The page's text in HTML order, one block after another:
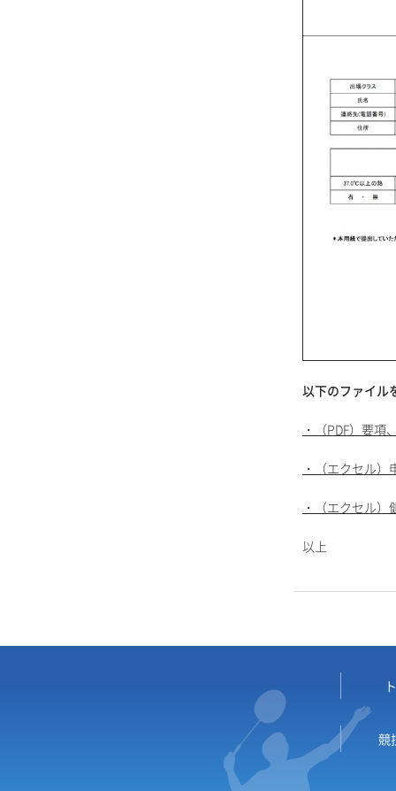
以下のファイル
・（PDF）要
・（エクセル）
・（エクセル
以上
競